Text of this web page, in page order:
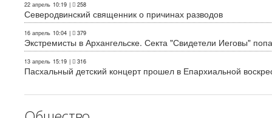
22 апрель 10:19 | 258
Северодвинский священник о причинах разводов
16 апрель 10:04 | 379
Экстремисты в Архангельске. Секта "Свидетели Иеговы"
13 апрель 15:19 | 316
Пасхальный детский концерт прошел в Епархиальной